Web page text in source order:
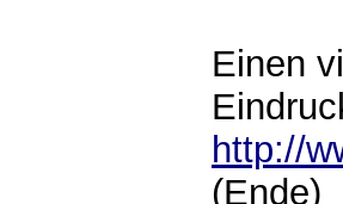
Einen
http://
(Ende)